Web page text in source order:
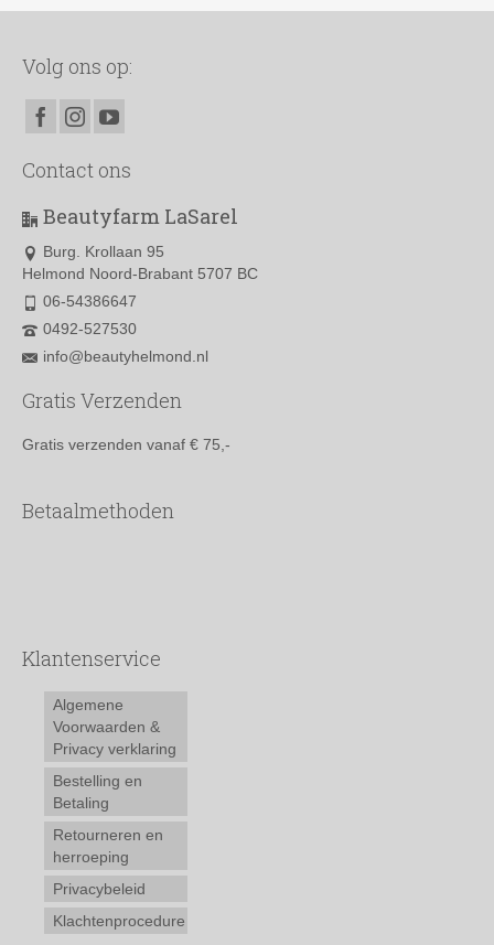
Volg ons op:
Contact ons
Beautyfarm LaSarel
Burg. Krollaan 95
Helmond Noord-Brabant 5707 BC
06-54386647
0492-527530
info@beautyhelmond.nl
Gratis Verzenden
Gratis verzenden vanaf € 75,-
Betaalmethoden
Klantenservice
Algemene
Voorwaarden &
Privacy verklaring
Bestelling en
Betaling
Retourneren en
herroeping
Privacybeleid
Klachtenprocedure